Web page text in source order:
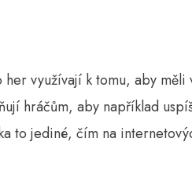
využívají k tomu, aby měli
hráčům, aby například
to jediné, čím na